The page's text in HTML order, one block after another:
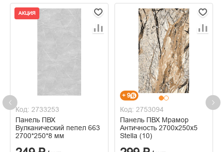
АКЦИЯ
Код: 2733253
Панель ПВХ
Вулканический пепел 663
2700*250*8 мм
+ 9
Код: 2753094
Панель ПВХ Мрамор
Античность 2700х250х5
Stella (10)